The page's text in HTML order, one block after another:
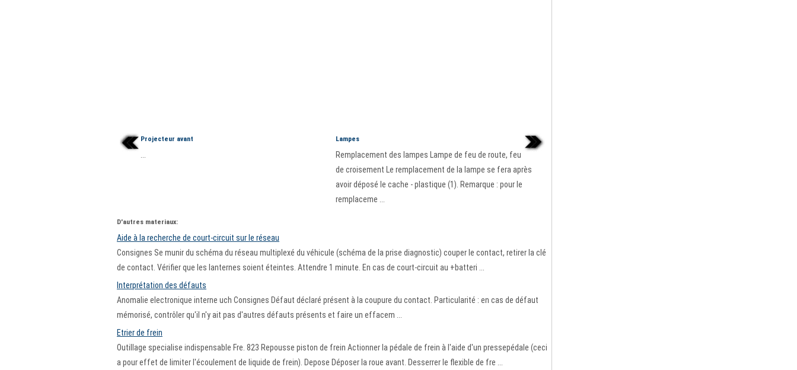
Projecteur avant Lampes
Remplacement des lampes Lampe de feu de route, feu
de croisement Le remplacement de la lampe se fera après
avoir déposé le cache - plastique (1). Remarque : pour le
remplaceme ...
D'autres materiaux:
Aide à la recherche de court-circuit sur le réseau
Consignes Se munir du schéma du réseau multiplexé du véhicule (schéma de la prise diagnostic) couper le contact, retirer la clé
de contact. Vérifier que les lanternes soient éteintes. Attendre 1 minute. En cas de court-circuit au +batteri ...
Interprétation des défauts
Anomalie electronique interne uch Consignes Défaut déclaré présent à la coupure du contact. Particularité : en cas de défaut
mémorisé, contrôler qu'il n'y ait pas d'autres défauts présents et faire un effacem ...
Etrier de frein
Outillage specialise indispensable Fre. 823 Repousse piston de frein Actionner la pédale de frein à l'aide d'un pressepédale (ceci
a pour effet de limiter l'écoulement de liquide de frein). Depose Déposer la roue avant. Desserrer le flexible de fre ...